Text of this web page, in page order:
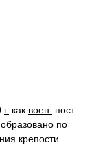
г. как воен.
пост
по
крепости